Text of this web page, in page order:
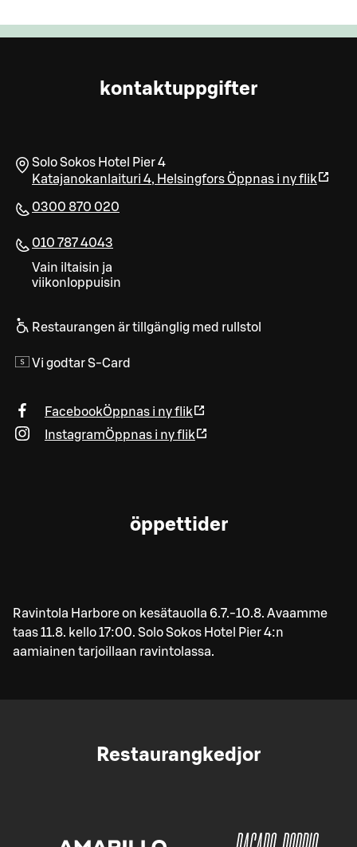
kontaktuppgifter
Solo Sokos Hotel Pier 4
Katajanokanlaituri 4, HelsingforsÖppnas i ny flik
0300 870 020
010 787 4043
Vain iltaisin ja
viikonloppuisin
Restaurangen är tillgänglig med rullstol
Vi godtar S-Card
FacebookÖppnas i ny flik
InstagramÖppnas i ny flik
öppettider
Ravintola Harbore on kesätauolla 6.7.-10.8. Avaamme
taas 11.8. kello 17:00. Solo Sokos Hotel Pier 4:n
aamiainen tarjoillaan ravintolassa.
Restaurangkedjor